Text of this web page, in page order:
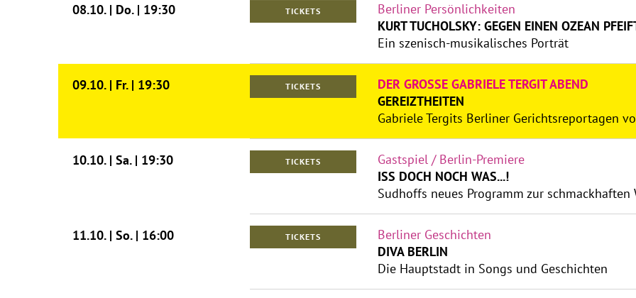
08.10. | Do. | 19:30 TICKETS
Berliner Persönlichkeiten
KURT TUCHOLSKY: GEGEN EINEN OZEAN
Ein szenisch-musikalisches Porträt
09.10. | Fr. | 19:30 TICKETS
DER GROSSE GABRIELE TERGIT ABEND
GEREIZTHEITEN
Gabriele Tergits Berliner Gerichtsreportagen
10.10. | Sa. | 19:30 TICKETS
Gastspiel / Berlin-Premiere
ISS DOCH NOCH WAS...!
Sudhoffs neues Programm zur schmackhaften
11.10. | So. | 16:00 TICKETS
Berliner Geschichten
DIVA BERLIN
Die Hauptstadt in Songs und Geschichten